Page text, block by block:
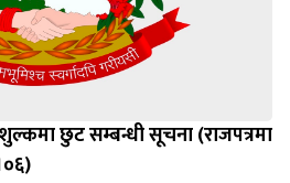
छुट सम्बन्धी सूचना (राजपत्रमा